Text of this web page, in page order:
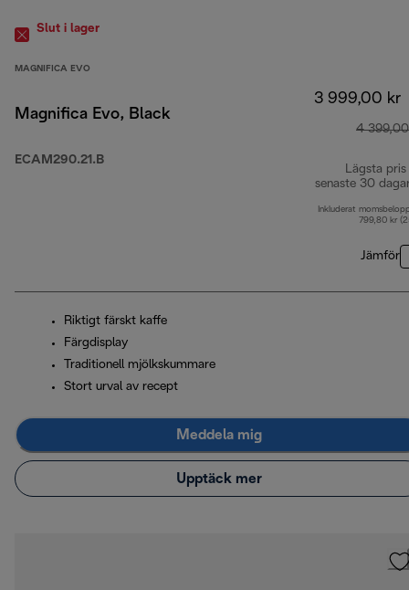
Slut i lager
MAGNIFICA EVO
Magnifica Evo, Black
ECAM290.21.B
3 999,00 kr
4
Lägsta pris
senaste 30
Inkluderat
799,80 kr
Jämför
Riktigt färskt kaffe
Färgdisplay
Traditionell mjölkskummare
Stort urval av recept
Meddela mig
Upptäck mer